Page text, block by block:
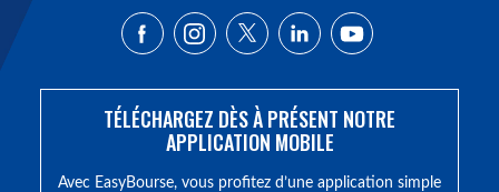
TÉLÉCHARGEZ DÈS À PRÉSENT NOTRE
APPLICATION MOBILE
Avec EasyBourse, vous profitez d’une application simple